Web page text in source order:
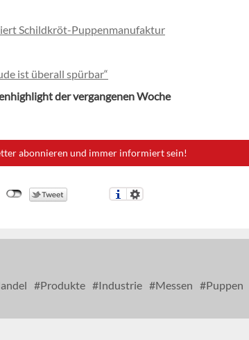
Schildkröt-Puppenmanufaktur
ist überall spürbar“
der vergangenen Woche
abonnieren und immer informiert sein!
Produkte Industrie Messen
Puppen